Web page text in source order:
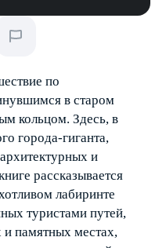
по
в старом
кольцом. Здесь, в
города-гиганта,
и
рассказывается
лабиринте
туристами путей,
памятных местах,